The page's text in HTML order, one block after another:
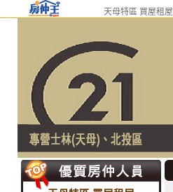
天母特區 買屋租屋